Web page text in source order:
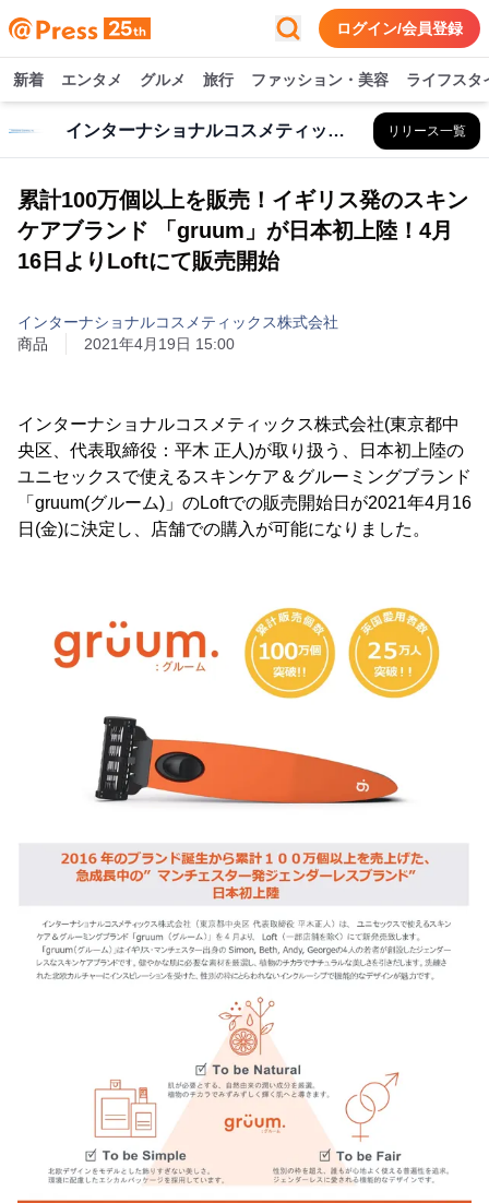
ログイン/会員登録
新着 エンタメ グルメ 旅行 ファッション・美容 ライフスタ
インターナショナルコスメティックス株式会社 リリース一覧
累計100万個以上を販売！イギリス発のスキン
ケアブランド 「gruum」が日本初上陸！4月
16日よりLoftにて販売開始
インターナショナルコスメティックス株式会社
商品
2021年4月19日 15:00
インターナショナルコスメティックス株式会社(東京都中
央区、代表取締役：平木 正人)が取り扱う、日本初上陸の
ユニセックスで使えるスキンケア＆グルーミングブランド
「gruum(グルーム)」のLoftでの販売開始日が2021年4月16
日(金)に決定し、店舗での購入が可能になりました。